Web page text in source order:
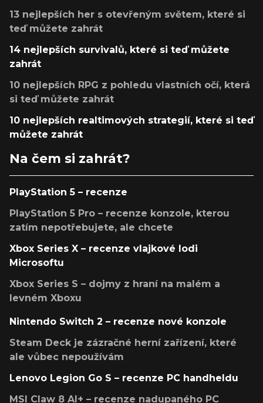
13 nejlepších her s otevřeným světem, které si
teď můžete zahrát
14 nejlepších survivalů, které si teď můžete
zahrát
10 nejlepších RPG z pohledu vlastních očí, která
si teď můžete zahrát
10 nejlepších realtimových strategií, které si teď
můžete zahrát
Na čem si zahrát?
PlayStation 5 – recenze
PlayStation 5 Pro – recenze konzole, kterou
zatím nepotřebujete, ale chcete
Xbox Series X – recenze vlajkové lodi
Microsoftu
Xbox Series S – dojmy z hraní na malém a
levném Xboxu
Nintendo Switch 2 – recenze nové konzole
Steam Deck je zázračné herní zařízení, které
ale vůbec nepoužívám
Lenovo Legion Go S – recenze PC handheldu
MSI Claw 8 AI+ – recenze nadupaného PC